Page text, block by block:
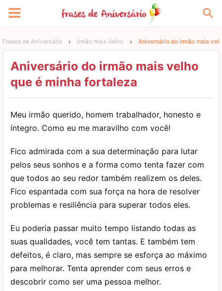
Frases de Aniversário › Irmão mais Velho › Aniversário do irmão mais
Aniversário do irmão mais velho
que é minha fortaleza
Meu irmão querido, homem trabalhador, honesto e
íntegro. Como eu me maravilho com você!
Fico admirada com a sua determinação para lutar
pelos seus sonhos e a forma como tenta fazer com
que todos ao seu redor também realizem os deles.
Fico espantada com sua força na hora de resolver
problemas e resiliência para superar todos eles.
Eu poderia passar muito tempo listando todas as
suas qualidades, você tem tantas. E também tem
defeitos, é claro, mas sempre se esforça ao máximo
para melhorar. Tenta aprender com seus erros e
descobrir como ser uma pessoa melhor.